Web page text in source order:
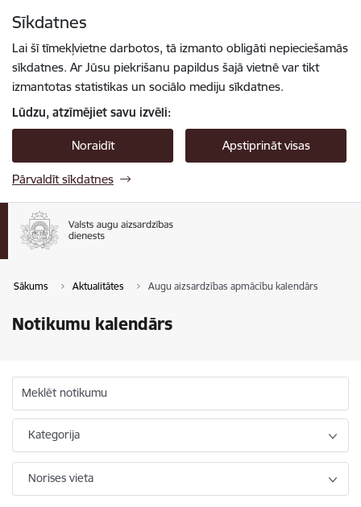
Sīkdatnes
Lai šī tīmekļvietne darbotos, tā izmanto obligāti nepieciešamās
sīkdatnes. Ar Jūsu piekrišanu papildus šajā vietnē var tikt
izmantotas statistikas un sociālo mediju sīkdatnes.
Lūdzu, atzīmējiet savu izvēli:
Noraidīt Apstiprināt visas
Pārvaldīt sīkdatnes
Sākums Aktualitātes Augu aizsardzības apmācību kalendārs
Notikumu kalendārs
Meklēt notikumu
Kategorija
Norises vieta